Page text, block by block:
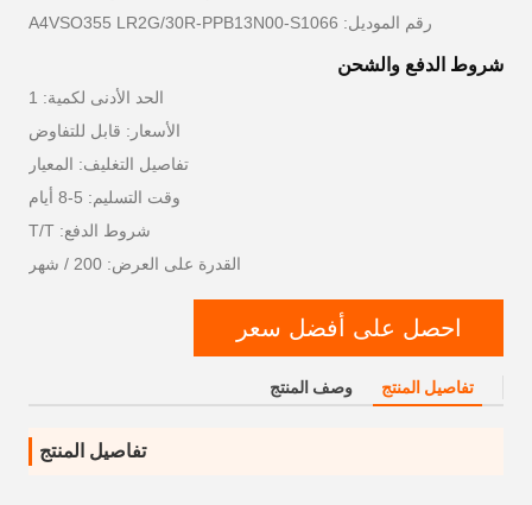
رقم الموديل: A4VSO355 LR2G/30R-PPB13N00-S1066
شروط الدفع والشحن
الحد الأدنى لكمية: 1
الأسعار: قابل للتفاوض
تفاصيل التغليف: المعيار
وقت التسليم: 5-8 أيام
شروط الدفع: T/T
القدرة على العرض: 200 / شهر
احصل على أفضل سعر
تفاصيل المنتج وصف المنتج
تفاصيل المنتج